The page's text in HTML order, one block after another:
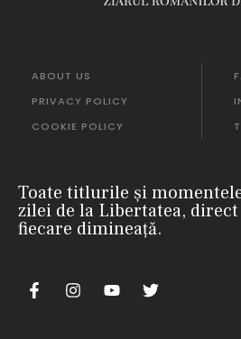
ABOUT US
PRIVACY POLICY
COOKIE POLICY
Toate titlurile și
zilei de la Libertatea,
fiecare dimineață.